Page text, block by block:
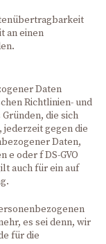
an einen
Daten
Richtlinien- und
die sich
gegen die
Daten,
e oder f DS-GVO
auch für ein auf
es sei denn, wir
für die